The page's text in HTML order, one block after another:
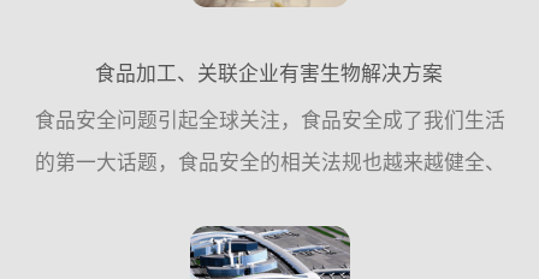
食品加工、关联企业有害生物解决方案
食品安全问题引起全球关注，食品安全成了我们生活
的第一大话题，食品安全的相关法规也越来越健全、
括社会公众，食品从业人员及管理者，对食品安全的